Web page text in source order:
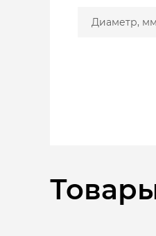
Диаметр, мм